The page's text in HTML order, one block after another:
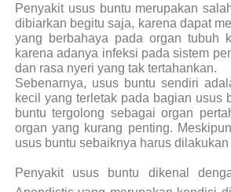
Penyakit usus buntu merupakan
dibiarkan begitu saja, karena dapat
yang berbahaya pada organ tubuh
karena adanya infeksi pada sistem
dan rasa nyeri yang tak tertahankan.
Sebenarnya, usus buntu sendiri
kecil yang terletak pada bagian usus
buntu tergolong sebagai organ
organ yang kurang penting.
usus buntu sebaiknya harus
Penyakit usus buntu dikenal